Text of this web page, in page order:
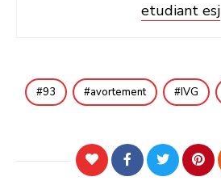
etudiant esj
93 avortement IVG